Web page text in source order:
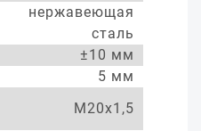
нержавеющая
сталь
±10 мм
5 мм
М20х1,5